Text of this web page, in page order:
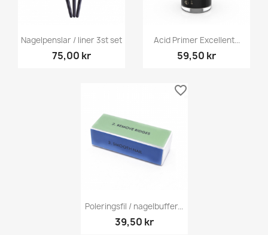
Nagelpenslar / liner 3st set
75,00 kr
Acid Primer Excellent...
59,50 kr
Poleringsfil / nagelbuffer...
39,50 kr
favorite_border